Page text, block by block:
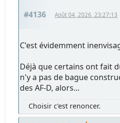
#4136 Août 04, 2026, 23:27:13
C'est évidemment
Déjà que certains ont fait
n'y a pas de bague
des AF-D, alors...
Choisir c'est renoncer.